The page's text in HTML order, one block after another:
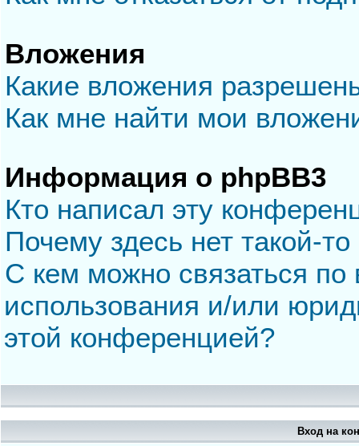
Вложения
Какие вложения
Как мне найти мои
Информация о phpBB3
Кто написал эту
Почему здесь нет такой-
С кем можно связаться по
использования и/или
этой конференцией?
Вход на